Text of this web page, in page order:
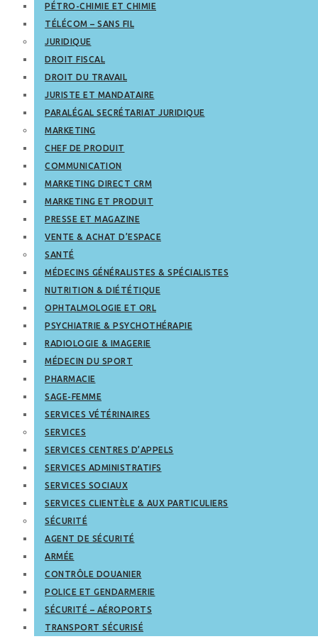
PÉTRO-CHIMIE ET CHIMIE
TÉLÉCOM – SANS FIL
JURIDIQUE
DROIT FISCAL
DROIT DU TRAVAIL
JURISTE ET MANDATAIRE
PARALÉGAL SECRÉTARIAT JURIDIQUE
MARKETING
CHEF DE PRODUIT
COMMUNICATION
MARKETING DIRECT CRM
MARKETING ET PRODUIT
PRESSE ET MAGAZINE
VENTE & ACHAT D’ESPACE
SANTÉ
MÉDECINS GÉNÉRALISTES & SPÉCIALISTES
NUTRITION & DIÉTÉTIQUE
OPHTALMOLOGIE ET ORL
PSYCHIATRIE & PSYCHOTHÉRAPIE
RADIOLOGIE & IMAGERIE
MÉDECIN DU SPORT
PHARMACIE
SAGE-FEMME
SERVICES VÉTÉRINAIRES
SERVICES
SERVICES CENTRES D’APPELS
SERVICES ADMINISTRATIFS
SERVICES SOCIAUX
SERVICES CLIENTÈLE & AUX PARTICULIERS
SÉCURITÉ
AGENT DE SÉCURITÉ
ARMÉE
CONTRÔLE DOUANIER
POLICE ET GENDARMERIE
SÉCURITÉ – AÉROPORTS
TRANSPORT SÉCURISÉ